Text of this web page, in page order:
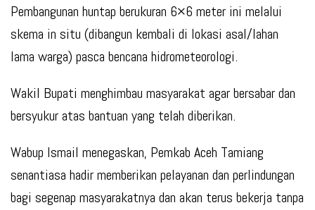
Pembangunan huntap berukuran 6×6 meter ini melalui
skema in situ (dibangun kembali di lokasi asal/lahan
lama warga) pasca bencana hidrometeorologi.
Wakil Bupati menghimbau masyarakat agar bersabar dan
bersyukur atas bantuan yang telah diberikan.
Wabup Ismail menegaskan, Pemkab Aceh Tamiang
senantiasa hadir memberikan pelayanan dan perlindungan
bagi segenap masyarakatnya dan akan terus bekerja tanpa